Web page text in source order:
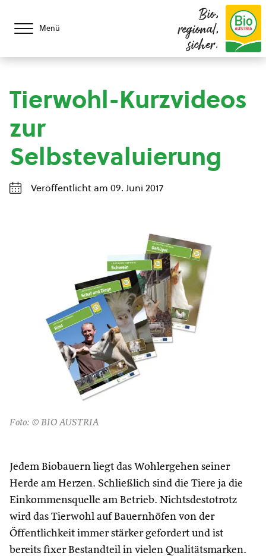
Menü
Bio,
regional,
sicher.
Tierwohl-Kurzvideos
zur
Selbstevaluierung
Veröffentlicht am 09. Juni 2017
Foto: © BIO AUSTRIA
Jedem Biobauern liegt das Wohlergehen seiner
Herde am Herzen. Schließlich sind die Tiere ja die
Einkommensquelle am Betrieb. Nichtsdestotrotz
wird das Tierwohl auf Bauernhöfen von der
Öffentlichkeit immer stärker gefordert und ist
bereits fixer Bestandteil in vielen Qualitätsmarken.